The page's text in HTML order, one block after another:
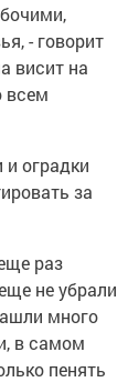
- говорит
висит на
всем
оградки
за
раз
не убрали
много
в самом
пенять